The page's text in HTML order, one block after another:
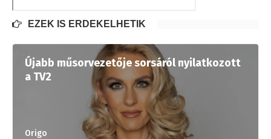
EZEK IS ÉRDEKELHETIK
Újabb műsorvezetője sorsáról nyilatkozott
a TV2
Origo